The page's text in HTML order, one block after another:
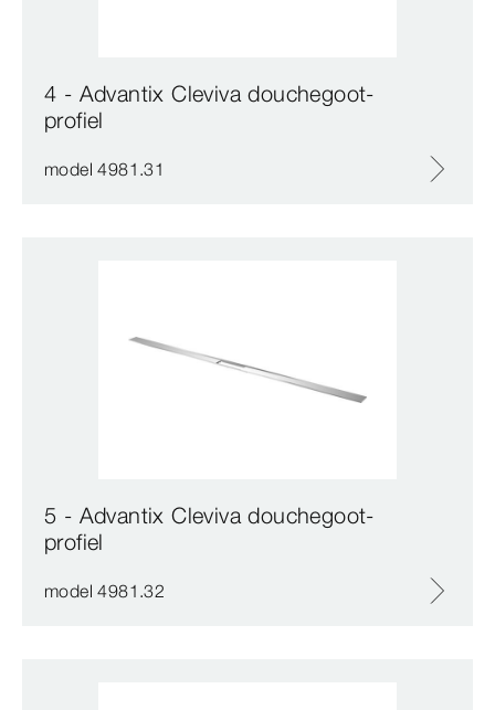
4 - Advantix Cleviva douchegoot-
profiel
model 4981.31
5 - Advantix Cleviva douchegoot-
profiel
model 4981.32